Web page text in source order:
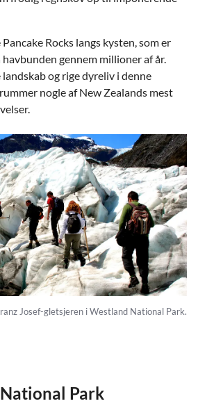
Rocks langs kysten, som er
gennem millioner af år.
og rige dyreliv i denne
nogle af New Zealands mest
Josef-gletsjeren i Westland National Park.
Park